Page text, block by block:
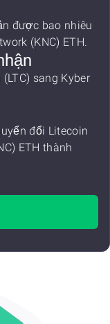
được bao nhiêu
(KNC) ETH.
sang Kyber
đổi Litecoin
ETH thành